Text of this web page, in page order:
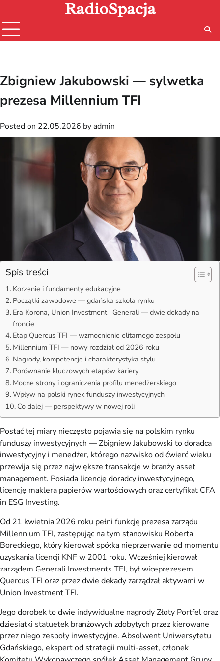
content
RadioSpacja
Zbigniew Jakubowski — sylwetka
prezesa Millennium TFI
Posted on 22.05.2026 by admin
Spis treści
Korzenie i fundamenty edukacyjne
Początki zawodowe — gdańska szkoła rynku
Era Korona, Union Investment i Generali — dwie dekady na
froncie
Etap Quercus TFI — wzmocnienie elitarnego zespołu
Millennium TFI — nowy rozdział od 2026 roku
Nagrody, kompetencje i charakterystyka stylu
Porównanie kluczowych etapów kariery
Mocne strony i ograniczenia profilu menedżerskiego
Wpływ na polski rynek funduszy inwestycyjnych
Co dalej — perspektywy w nowej roli
Postać tej miary nieczęsto pojawia się na polskim rynku
funduszy inwestycyjnych — Zbigniew Jakubowski to doradca
inwestycyjny i menedżer, którego nazwisko od ćwierć wieku
przewija się przez największe transakcje w branży asset
management. Posiada licencję doradcy inwestycyjnego,
licencję maklera papierów wartościowych oraz certyfikat CFA
in ESG Investing.
Od 21 kwietnia 2026 roku pełni funkcję prezesa zarządu
Millennium TFI, zastępując na tym stanowisku Roberta
Boreckiego, który kierował spółką nieprzerwanie od momentu
uzyskania licencji KNF w 2001 roku. Wcześniej kierował
zarządem Generali Investments TFI, był wiceprezesem
Quercus TFI oraz przez dwie dekady zarządzał aktywami w
Union Investment TFI.
Jego dorobek to dwie indywidualne nagrody Złoty Portfel oraz
dziesiątki statuetek branżowych zdobytych przez kierowane
przez niego zespoły inwestycyjne. Absolwent Uniwersytetu
Gdańskiego, ekspert od strategii multi-asset, członek